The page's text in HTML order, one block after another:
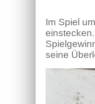
Im Spiel
seine